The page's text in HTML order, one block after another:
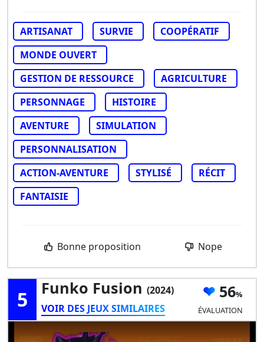
ARTISANAT SURVIE
COOPÉRATIF
MONDE OUVERT
GESTION DE RESSOURCE
AGRICULTURE
PERSONNAGE
HISTOIRE
AVENTURE
SIMULATION
PERSONNALISATION
ACTION-AVENTURE
STYLISÉ
RÉCIT
FANTAISIE
Bonne proposition Nope
5 Funko Fusion (2024)
VOIR DES JEUX SIMILAIRES
56
ÉVALUATION